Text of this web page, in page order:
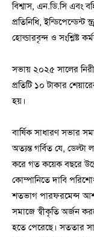
বিশ্বাস, এন.ডি.সি এবং
প্রতিনিধি,
হোল্ডারবৃন্দ ও সংশ্লিষ্ট
সভায় ২০২৫ সালের
প্রতিটি ১০ টাকার
হয়।
বার্ষিক সাধারণ সভার
অত্যন্ত গর্বিত যে,
করে গত কয়েক বছরে
কোম্পানিতে দাবি
শতভাগ পারফরমেন্স
সমাজে স্বীকৃতি অর্জন
হতে পেরেছে। সততার